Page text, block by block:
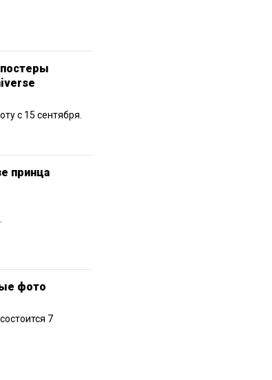
с 15 сентября.
принца
фото
7